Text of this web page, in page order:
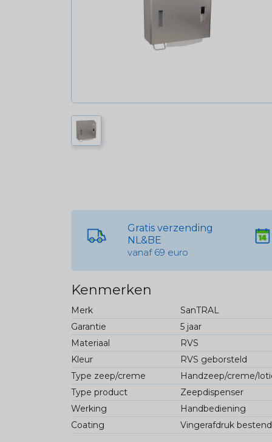
Gratis verzending
NL&BE
vanaf 69 euro
Kenmerken
Merk
SanTRAL
Garantie
5 jaar
Materiaal
RVS
Kleur
RVS geborsteld
Type zeep/creme
Handzeep/creme/
Type product
Zeepdispenser
Werking
Handbediening
Coating
Vingerafdruk